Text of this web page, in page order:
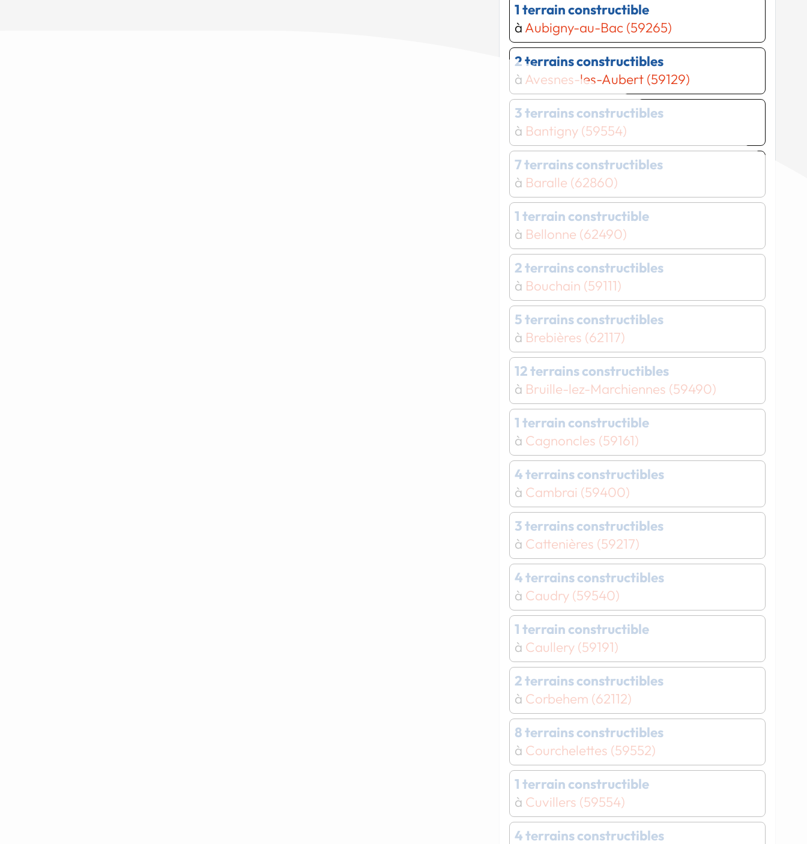
Chargement...
Chargement...
1 terrain constructible
à Aubigny-au-Bac (59265)
2 terrains constructibles
à Avesnes-les-Aubert (59129)
3 terrains constructibles
à Bantigny (59554)
7 terrains constructibles
à Baralle (62860)
1 terrain constructible
à Bellonne (62490)
2 terrains constructibles
à Bouchain (59111)
5 terrains constructibles
à Brebières (62117)
12 terrains constructibles
à Bruille-lez-Marchiennes (59490)
1 terrain constructible
à Cagnoncles (59161)
4 terrains constructibles
à Cambrai (59400)
3 terrains constructibles
à Cattenières (59217)
4 terrains constructibles
à Caudry (59540)
1 terrain constructible
à Caullery (59191)
2 terrains constructibles
à Corbehem (62112)
8 terrains constructibles
à Courchelettes (59552)
1 terrain constructible
à Cuvillers (59554)
4 terrains constructibles